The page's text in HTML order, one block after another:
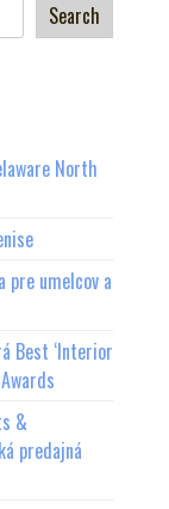
Search
North
pre umelcov a
Best ‘Interior
&
predajná